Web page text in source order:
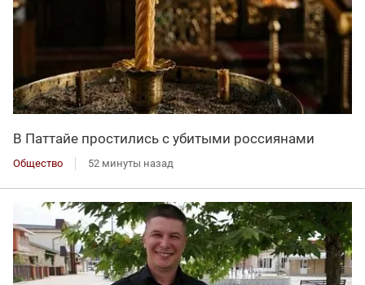
В Паттайе простились с убитыми россиянами
Общество 52 минуты назад